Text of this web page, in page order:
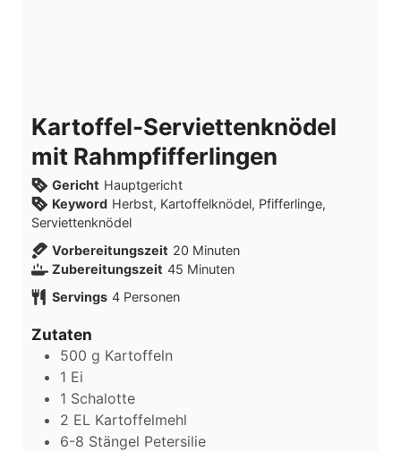
Kartoffel-Serviettenknödel
mit Rahmpfifferlingen
Gericht Hauptgericht
Keyword Herbst, Kartoffelknödel, Pfifferlinge,
Serviettenknödel
Vorbereitungszeit 20 Minuten
Zubereitungszeit 45 Minuten
Servings 4 Personen
Zutaten
500 g Kartoffeln
1 Ei
1 Schalotte
2 EL Kartoffelmehl
6-8 Stängel Petersilie